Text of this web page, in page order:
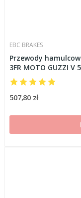
EBC BRAKES
Przewody
3FR MOTO GUZZI V
507,80 zł